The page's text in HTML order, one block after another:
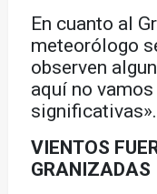
En cuanto al
meteorólogo
observen
aquí no
significativas».
VIENTOS
GRANIZADAS